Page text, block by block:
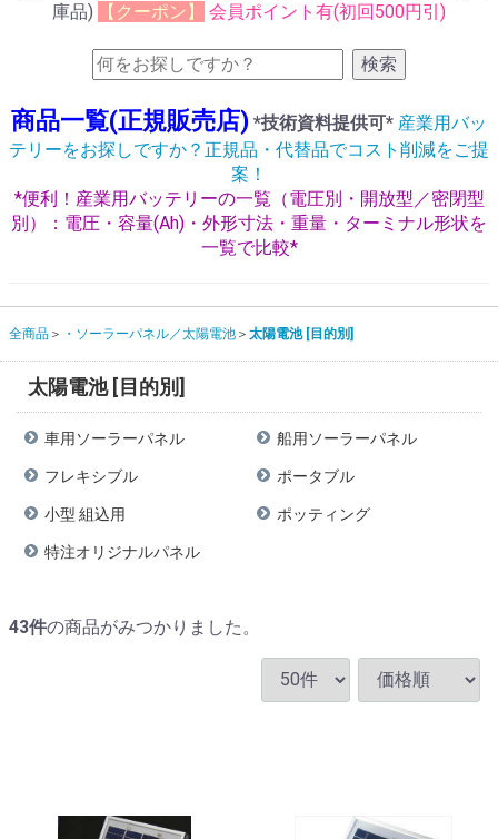
庫品)
【クーポン】 会員ポイント有(初回500円引)
検索
商品一覧(正規販売店) *技術資料提供可* 産業用バッ
テリーをお探しですか？正規品・代替品でコスト削減をご提
案！
*便利！産業用バッテリーの一覧（電圧別・開放型／密閉型
別）：電圧・容量(Ah)・外形寸法・重量・ターミナル形状を
一覧で比較*
全商品 ・ソーラーパネル／太陽電池 太陽電池 [目的別]
太陽電池 [目的別]
車用ソーラーパネル 船用ソーラーパネル
フレキシブル ポータブル
小型 組込用 ポッティング
特注オリジナルパネル
43件の商品がみつかりました。